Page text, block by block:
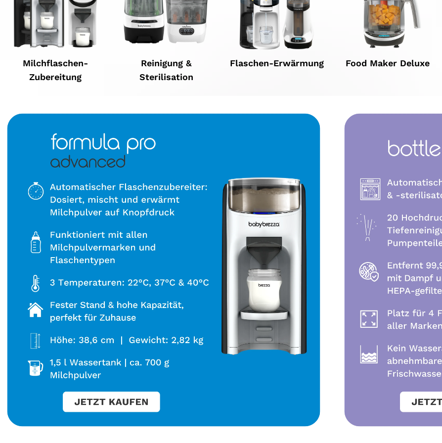
Milchflaschen-
Zubereitung
Reinigung &
Sterilisation
Flaschen-Erwärmung Food Maker Deluxe